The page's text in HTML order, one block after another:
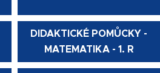
DIDAKTICKÉ POMŮCKY -
MATEMATIKA - 1. R